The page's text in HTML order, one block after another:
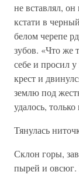
не вставлял,
кстати в
белом черепе
зубов. «Что же
себе и просил
крест и
землю под
удалось,
Тянулась
Склон горы,
пырей и овсюг.